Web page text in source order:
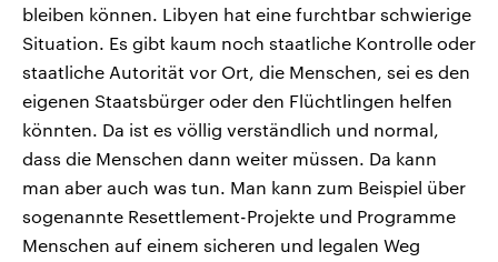
bleiben können. Libyen hat eine furchtbar schwierige
Situation. Es gibt kaum noch staatliche Kontrolle oder
staatliche Autorität vor Ort, die Menschen, sei es den
eigenen Staatsbürger oder den Flüchtlingen helfen
könnten. Da ist es völlig verständlich und normal,
dass die Menschen dann weiter müssen. Da kann
man aber auch was tun. Man kann zum Beispiel über
sogenannte Resettlement-Projekte und Programme
Menschen auf einem sicheren und legalen Weg